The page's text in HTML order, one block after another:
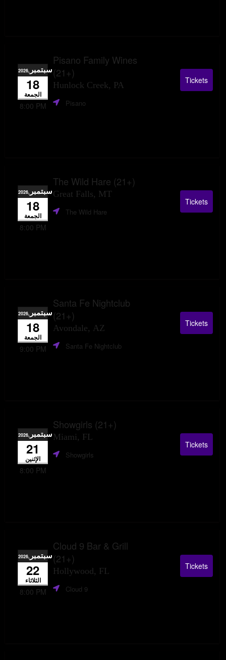
Pisano Family Wines
(21+)
Hunlock Creek, PA
سبتمبر ,2026
18
الجمعة
8:00 PM Pisano
Tickets
The Wild Hare (21+)
Great Falls, MTسبتمبر ,2026
18
الجمعة
8:00 PM
The Wild Hare
Tickets
Santa Fe Nightclub
(21+)
Avondale, AZ
سبتمبر ,2026
18
الجمعة
9:00 PM Santa Fe Nightclub
Tickets
Showgirls (21+)
Miami, FL سبتمبر ,2026
21
الإثنين
8:00 PM
Showgirls
Tickets
Cloud 9 Bar & Grill
(21+)
Hollywood, FL
سبتمبر ,2026
22
الثلاثاء
8:00 PM Cloud 9
Tickets